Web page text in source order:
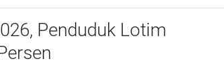
Penduduk Lotim